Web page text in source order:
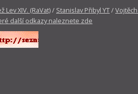
Lev XIV. (RaVat)/ Stanislav Přibyl YT/
další odkazy naleznete zde